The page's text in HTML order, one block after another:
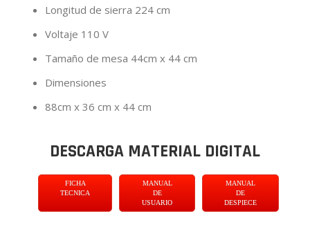
Longitud de sierra 224 cm
Voltaje 110 V
Tamaño de mesa 44cm x 44 cm
Dimensiones
88cm x 36 cm x 44 cm
DESCARGA MATERIAL DIGITAL
FICHA
TECNICA
MANUAL
DE
USUARIO
MANUAL
DE
DESPIECE